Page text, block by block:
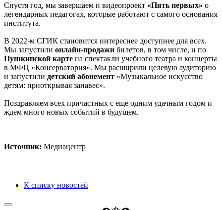
Спустя год, мы завершаем и видеопроект «Пять первых» о
легендарных педагогах, которые работают с самого основания
института.
В 2022-м СГИК становится интереснее доступнее для всех.
Мы запустили онлайн-продажи билетов, в том числе, и по
Пушкинской карте на спектакли учебного театра и концерты
в МФЦ «Консерватория». Мы расширили целевую аудиторию
и запустили детский абонемент «Музыкальное искусство
детям: приоткрывая занавес».
Поздравляем всех причастных с еще одним удачным годом и
ждем много новых событий в будущем.
Источник: Медиацентр
К списку новостей